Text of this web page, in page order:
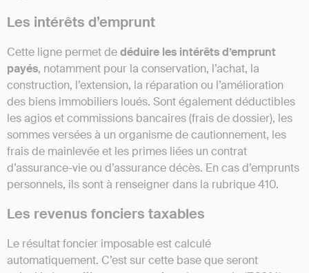
Les intérêts d’emprunt
Cette ligne permet dedéduire les intérêts d’emprunt
payés, notamment pour la conservation, l’achat, la
construction, l’extension, la réparation ou l’amélioration
des biens immobiliers loués. Sont également déductibles
les agios et commissions bancaires (frais de dossier), les
sommes versées à un organisme de cautionnement, les
frais de mainlevée et les primes liées un contrat
d’assurance-vie ou d’assurance décès. En cas d’emprunts
personnels, ils sont à renseigner dans la rubrique 410.
Les revenus fonciers taxables
Le résultat foncier imposable est calculé
automatiquement. C’est sur cette base que seront